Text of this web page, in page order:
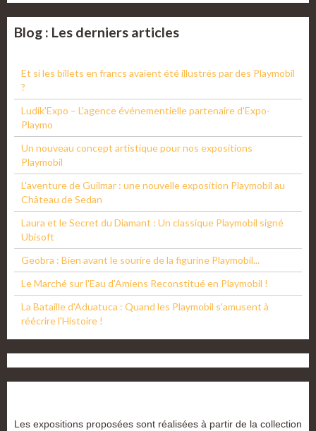
Blog : Les derniers articles
Et si les billets en francs avaient été illustrés par des Playmobil
?
Ludik'Expo – L'agence événementielle partenaire d'Expo-
Playmo
Un nouveau concept artistique pour nos expositions
Playmobil
L'aventure de Guilmar : une nouvelle exposition Playmobil au
Château de Sedan
Laura et le Secret du Diamant : Un classique Playmobil signé
Ubisoft
Geobra : Bien avant le sourire de la figurine Playmobil...
Le Marché sur l'Eau d'Amiens Reconstitué en Playmobil !
La Bataille d'Aduatuca : Quand les Playmobil s'amusent à
réécrire l'Histoire !
Les expositions proposées sont réalisées à partir de la collection